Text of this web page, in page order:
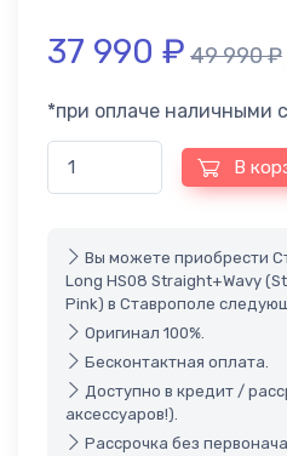
37 990 ₽ 49 990₽
*при оплаче наличными
В
Вы можете приобрести
Long HS08 Straight+Wavy
Pink) в Ставрополе
Оригинал 100%.
Бесконтактная оплата.
Доступно в кредит /
аксессуаров!).
Рассрочка без